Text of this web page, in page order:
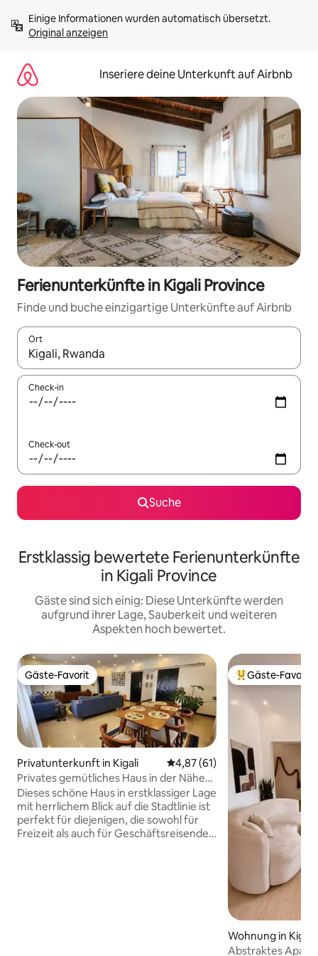
Inhalten
springenOriginal anzeigen
Inseriere deine Unterkunft auf Airbnb
Ferienunterkünfte in Kigali Province
Finde und buche einzigartige Unterkünfte auf Airbnb
Ort
Wenn Ergebnisse verfügbar sind, navigiere mit den
Check-in
Check-out
Suche
Erstklassig bewertete Ferienunterkünfte
in Kigali Province
Gäste sind sich einig: Diese Unterkünfte werden
aufgrund ihrer Lage, Sauberkeit und weiteren
Aspekten hoch bewertet.
Gäste-Favorit
Gäste-Favorit
Privatunterkunft in Kigali Durchschnittliche Bewertung:
4,87 (61)
Privates gemütliches Haus in der Nähe
des Stadtzentrums mit Aussicht
Dieses schöne Haus in erstklassiger Lage
mit herrlichem Blick auf die Stadtlinie ist
perfekt für diejenigen, die sowohl für
Freizeit als auch für Geschäftsreisende
Beliebter Gäste-
Gäste-Favorit
Wohnung in Kigali
Abstraktes